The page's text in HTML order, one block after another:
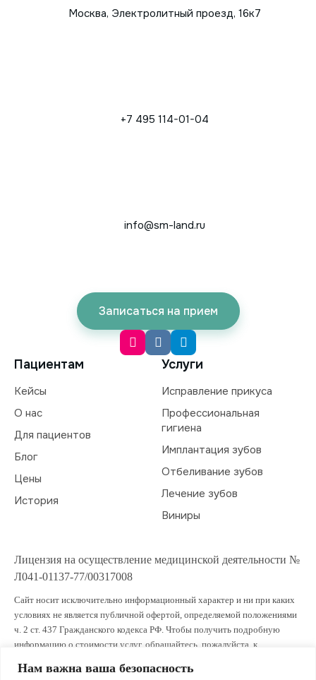
Нам важна ваша безопасность
Москва, Электролитный проезд, 16к7
+7 495 114-01-04
info@sm-land.ru
Записаться на прием
Пациентам
Кейсы
О нас
Для пациентов
Блог
Цены
История
Услуги
Исправление прикуса
Профессиональная
гигиена
Имплантация зубов
Отбеливание зубов
Лечение зубов
Виниры
Лицензия на осуществление медицинской деятельности №
Л041-01137-77/00317008
Сайт носит исключительно информационный характер и ни при каких
условиях не является публичной офертой, определяемой положениями
ч. 2 ст. 437 Гражданского кодекса РФ. Чтобы получить подробную
информацию о стоимости услуг, обращайтесь, пожалуйста, к